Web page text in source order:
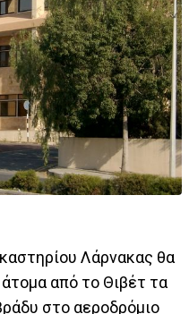
Λάρνακας θα
από το Θιβέτ τα
στο αεροδρόμιο